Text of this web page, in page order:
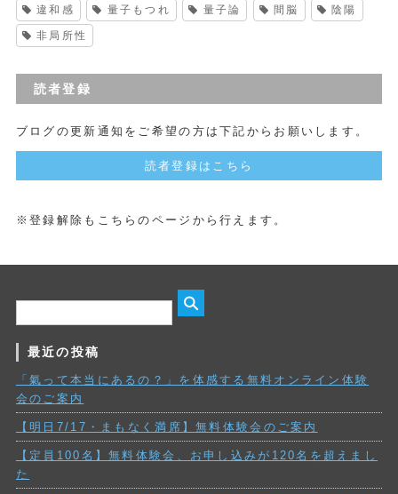
違和感 量子もつれ 量子論 間脳 陰陽
非局所性
読者登録
ブログの更新通知をご希望の方は下記からお願いします。
読者登録はこちら
※登録解除もこちらのページから行えます。
最近の投稿
「氣って本当にあるの？」を体感する無料オンライン体験
会のご案内
【明日7/17・まもなく満席】無料体験会のご案内
【定員100名】無料体験会、お申し込みが120名を超えまし
た